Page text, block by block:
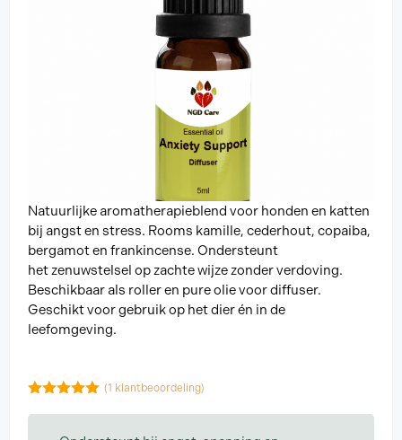
Natuurlijke aromatherapieblend voor honden en katten
bij angst en stress. Rooms kamille, cederhout, copaiba,
bergamot en frankincense. Ondersteunt
het zenuwstelsel op zachte wijze zonder verdoving.
Beschikbaar als roller en pure olie voor diffuser.
Geschikt voor gebruik op het dier én in de
leefomgeving.
(1 klantbeoordeling)